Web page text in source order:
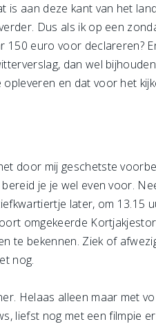
aan deze kant van het
Dus als ik op een
euro voor declareren?
dan wel
en dat voor het
door mij geschetste
je je wel even voor.
later, om 13.15
omgekeerde
te bekennen. Ziek of
nog.
Helaas alleen maar met
liefst nog met een filmpie